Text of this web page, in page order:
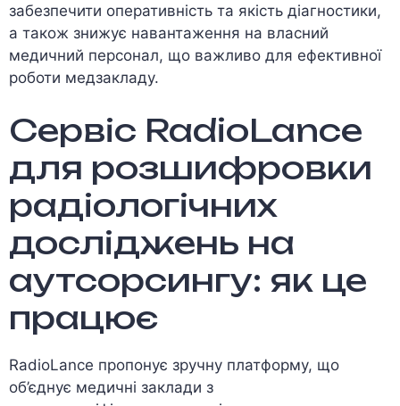
забезпечити оперативність та якість діагностики,
а також знижує навантаження на власний
медичний персонал, що важливо для ефективної
роботи медзакладу.
Сервіс RadioLance
для розшифровки
радіологічних
досліджень на
аутсорсингу: як це
працює
RadioLance пропонує зручну платформу, що
об’єднує медичні заклади з